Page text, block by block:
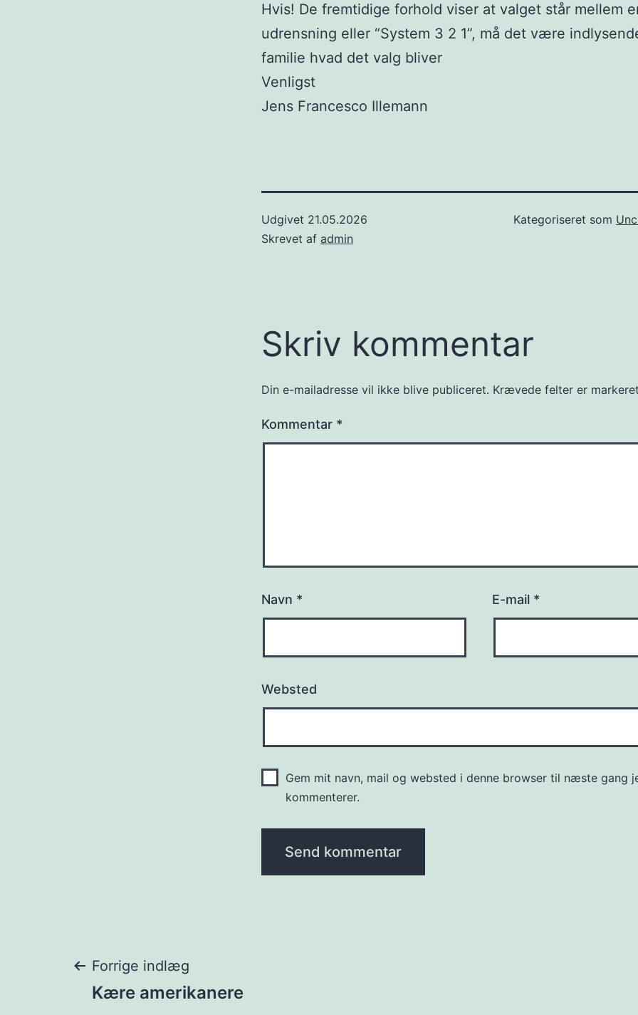
Hvis! De fremtidige forhold viser at valget står mellem
udrensning eller “System 3 2 1”, må det være
familie hvad det valg bliver
Venligst
Jens Francesco Illemann
Udgivet 21.05.2026
Skrevet af admin
Kategoriseret som
Skriv kommentar
Din e-mailadresse vil ikke blive publiceret. Krævede felter er
Kommentar *
Navn * E-mail *
Websted
Gem mit navn, mail og websted i denne browser til næste gang
kommenterer.
Indlægsnavigation
Forrige indlæg
Kære amerikanere